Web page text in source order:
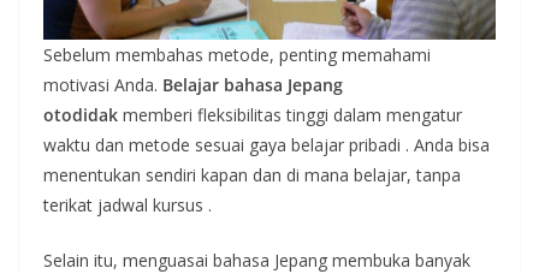
Sebelum membahas metode, penting memahami
motivasi Anda. Belajar bahasa Jepang
otodidak memberi fleksibilitas tinggi dalam mengatur
waktu dan metode sesuai gaya belajar pribadi . Anda bisa
menentukan sendiri kapan dan di mana belajar, tanpa
terikat jadwal kursus .
Selain itu, menguasai bahasa Jepang membuka banyak